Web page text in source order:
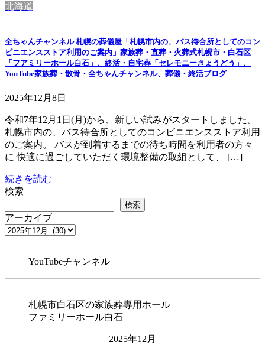
北海道
全ちゃんチャンネル 札幌の葬儀屋「札幌市内の、バス待合所としてのコン
ビニエンスストア利用のご案内」家族葬・直葬・火葬式札幌市・白石区
「フアミリーホール白石」、終活・自宅葬「セレモニーきょうどう」、
YouTube家族葬・散骨・全ちゃんチャンネル、葬儀・終活ブログ
2025年12月8日
令和7年12月1日(月)から、新しい試みがスタートしました。
札幌市内の、バス待合所としてのコンビニエンスストア利用
のご案内。 バスが到着するまでの待ち時間を利用者の方々
に 快適に過ごしていただく環境整備の取組として、 […]
続きを読む
検索
検索
アーカイブ
YouTubeチャンネル
札幌市白石区の家族葬専用ホール
ファミリーホール白石
2025年12月